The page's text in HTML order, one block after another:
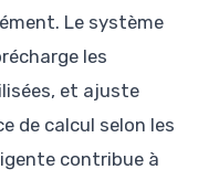
Le système
les
et ajuste
de calcul selon les
contribue à